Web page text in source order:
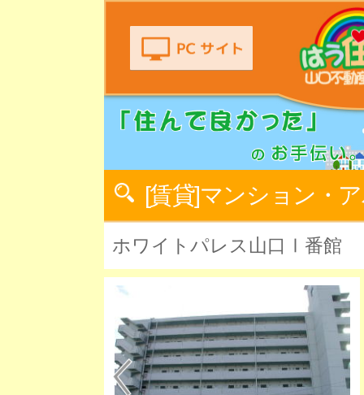
[賃貸]マンション・
ホワイトパレス山口Ⅰ番館